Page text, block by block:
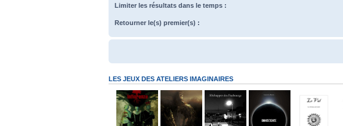
Limiter les résultats dans le temps :
Retourner le(s) premier(s) :
LES JEUX DES ATELIERS IMAGINAIRES